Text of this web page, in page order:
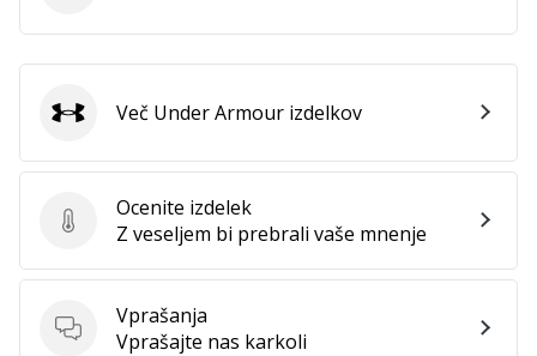
Ocenite izdelek
Ocenite izdelek
Z veseljem bi prebrali vaše mnenje
Vprašanja
Vprašanja
Vprašajte nas karkoli
Under Armour
Več Under Armour izdelkov